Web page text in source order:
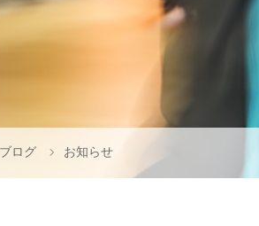
ブログ お知らせ